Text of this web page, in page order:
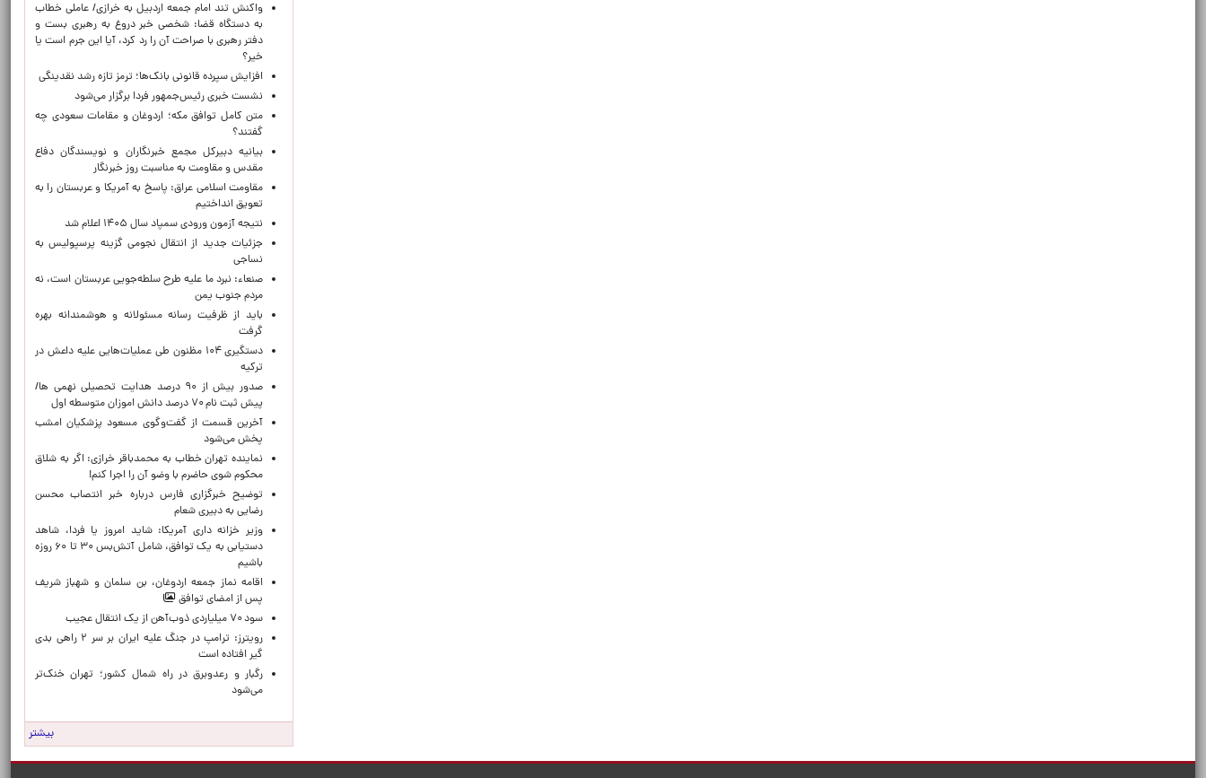
واکنش تند امام جمعه اردبیل به خرازی/ عاملی خطاب
به دستگاه قضا: شخصی خبر دروغ به رهبری بست و
دفتر رهبری با صراحت آن را رد کرد، آیا این جرم است یا
خیر؟
افزایش سپرده قانونی بانک‌ها؛ ترمز تازه رشد نقدینگی
نشست خبری رئیس‌جمهور فردا برگزار می‌شود
متن کامل توافق مکه؛ اردوغان و مقامات سعودی چه
گفتند؟
بیانیه دبیرکل مجمع خبرنگاران و نویسندگان دفاع
مقدس و مقاومت به مناسبت روز خبرنگار
مقاومت اسلامی عراق: پاسخ به آمریکا و عربستان را به
تعویق انداختیم
نتیجه آزمون ورودی سمپاد سال ۱۴۰۵ اعلام شد
جزئیات جدید از انتقال نجومی گزینه پرسپولیس به
نساجی
صنعاء: نبرد ما علیه طرح سلطه‌جویی عربستان است، نه
مردم جنوب یمن
باید از ظرفیت رسانه مسئولانه و هوشمندانه بهره
گرفت
دستگیری ۱۰۴ مظنون طی عملیات‌هایی علیه داعش در
ترکیه
صدور بیش از ۹۰ درصد هدایت تحصیلی نهمی ها/
پیش ثبت نام ۷۰ درصد دانش اموزان متوسطه اول
آخرین قسمت از گفت‌وگوی مسعود پزشکیان امشب
پخش می‌شود
نماینده تهران خطاب به محمدباقر خرازی: اگر به شلاق
محکوم شوی حاضرم با وضو آن را اجرا کنم!
توضیح خبرگزاری فارس درباره خبر انتصاب محسن
رضایی به دبیری شعام
وزیر خزانه داری آمریکا: شاید امروز یا فردا، شاهد
دستیابی به یک توافق، شامل آتش‌بس ۳۰ تا ۶۰ روزه
باشیم
اقامه نماز جمعه اردوغان، بن ‌سلمان و شهباز شریف
پس از امضای توافق
سود ۷۰ میلیاردی ذوب‌آهن از یک انتقال عجیب
رویترز: ترامپ در جنگ علیه ایران بر سر ۲ راهی بدی
گیر افتاده است
رگبار و رعدوبرق در راه شمال کشور؛ تهران خنک‌تر
می‌شود
بیشتر